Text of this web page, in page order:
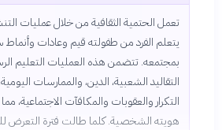
تعمل الحتمية الثقافية من خلال عمليات
يتعلم الفرد من طفولته قيم وعادات
بمجتمعه. تتضمن هذه العمليات التعليم
التقاليد الشعبية، الدين، والممارسات
التكرار والعقوبات والمكافآت الاجتماعية،
هويته الشخصية. كلما طالت فترة التعرض